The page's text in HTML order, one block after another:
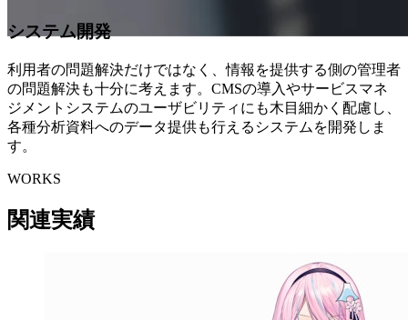
システム開発
利用者の問題解決だけではなく、情報を提供する側の管理者
の問題解決も十分に考えます。CMSの導入やサービスマネ
ジメントシステムのユーザビリティにも木目細かく配慮し、
各種分析資料へのデータ提供も行えるシステムを開発しま
す。
WORKS
関連実績